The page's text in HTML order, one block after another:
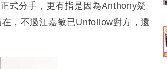
式分手，更有指是因為Anthony疑
，不過江嘉敏已Unfollow對方，還